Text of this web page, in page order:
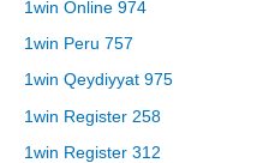
1win Online 974
1win Peru 757
1win Qeydiyyat 975
1win Register 258
1win Register 312